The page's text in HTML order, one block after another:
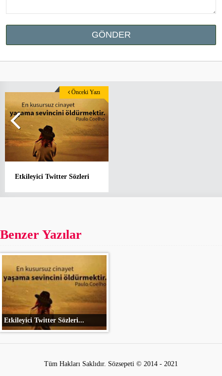
Etkileyici Twitter Sözleri
Önceki Yazı
Benzer Yazılar
Etkileyici Twitter Sözleri...
Tüm Hakları Saklıdır. Sözsepeti © 2014 - 2021